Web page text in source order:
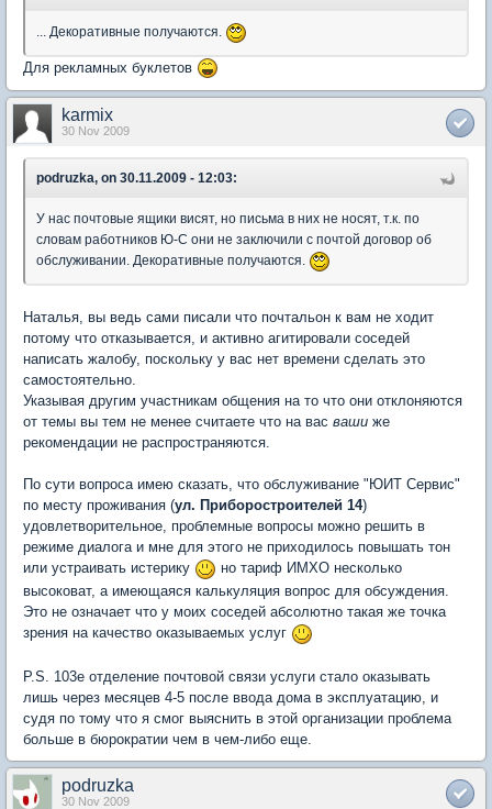
... Декоративные получаются.
Для рекламных буклетов
karmix
30 Nov 2009
podruzka, on 30.11.2009 - 12:03:
У нас почтовые ящики висят, но письма в них не носят, т.к. по
словам работников Ю-С они не заключили с почтой договор об
обслуживании. Декоративные получаются.
Наталья, вы ведь сами писали что почтальон к вам не ходит
потому что отказывается, и активно агитировали соседей
написать жалобу, поскольку у вас нет времени сделать это
самостоятельно.
Указывая другим участникам общения на то что они отклоняются
от темы вы тем не менее считаете что на вас ваши же
рекомендации не распространяются.
По сути вопроса имею сказать, что обслуживание "ЮИТ Сервис"
по месту проживания (ул. Приборостроителей 14)
удовлетворительное, проблемные вопросы можно решить в
режиме диалога и мне для этого не приходилось повышать тон
или устраивать истерику
но тариф ИМХО несколько
высоковат, а имеющаяся калькуляция вопрос для обсуждения.
Это не означает что у моих соседей абсолютно такая же точка
зрения на качество оказываемых услуг
P.S. 103е отделение почтовой связи услуги стало оказывать
лишь через месяцев 4-5 после ввода дома в эксплуатацию, и
судя по тому что я смог выяснить в этой организации проблема
больше в бюрократии чем в чем-либо еще.
podruzka
30 Nov 2009